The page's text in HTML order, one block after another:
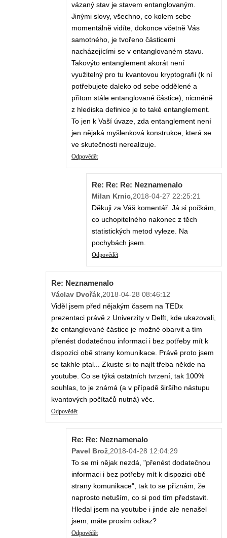
vázaný stav je stavem entanglovaným.
Jinými slovy, všechno, co kolem sebe
momentálně vidíte, dokonce včetně Vás
samotného, je tvořeno částicemi
nacházejícími se v entanglovaném stavu.
Takovýto entanglement akorát není
využitelný pro tu kvantovou kryptografii (k ní
potřebujete daleko od sebe oddělené a
přitom stále entanglované částice), nicméně
z hlediska definice je to také entanglement.
To jen k Vaší úvaze, zda entanglement není
jen nějaká myšlenková konstrukce, která se
ve skutečnosti nerealizuje.
Odpovědět
Re: Re: Re: Neznamenalo
Milan Krnic,2018-04-27 22:25:21
Děkuji za Váš komentář. Já si počkám,
co uchopitelného nakonec z těch
statistických metod vyleze. Na
pochybách jsem.
Odpovědět
Re: Neznamenalo
Václav Dvořák,2018-04-28 08:46:12
Viděl jsem před nějakým časem na TEDx
prezentaci právě z Univerzity v Delft, kde ukazovali,
že entanglované částice je možné obarvit a tím
přenést dodatečnou informaci i bez potřeby mít k
dispozici obě strany komunikace. Právě proto jsem
se takhle ptal... Zkuste si to najít třeba někde na
youtube. Co se týká ostatních tvrzení, tak 100%
souhlas, to je známá (a v případě širšího nástupu
kvantových počítačů nutná) věc.
Odpovědět
Re: Re: Neznamenalo
Pavel Brož,2018-04-28 12:04:29
To se mi nějak nezdá, "přenést dodatečnou
informaci i bez potřeby mít k dispozici obě
strany komunikace", tak to se přiznám, že
naprosto netuším, co si pod tím představit.
Hledal jsem na youtube i jinde ale nenašel
jsem, máte prosím odkaz?
Odpovědět